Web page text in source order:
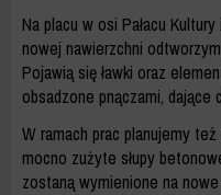
Na placu w osi Pałacu
nowej nawierzchni
Pojawią się ławki oraz
obsadzone pnączami,
W ramach prac planujemy
mocno zużyte słupy
zostaną wymienione na